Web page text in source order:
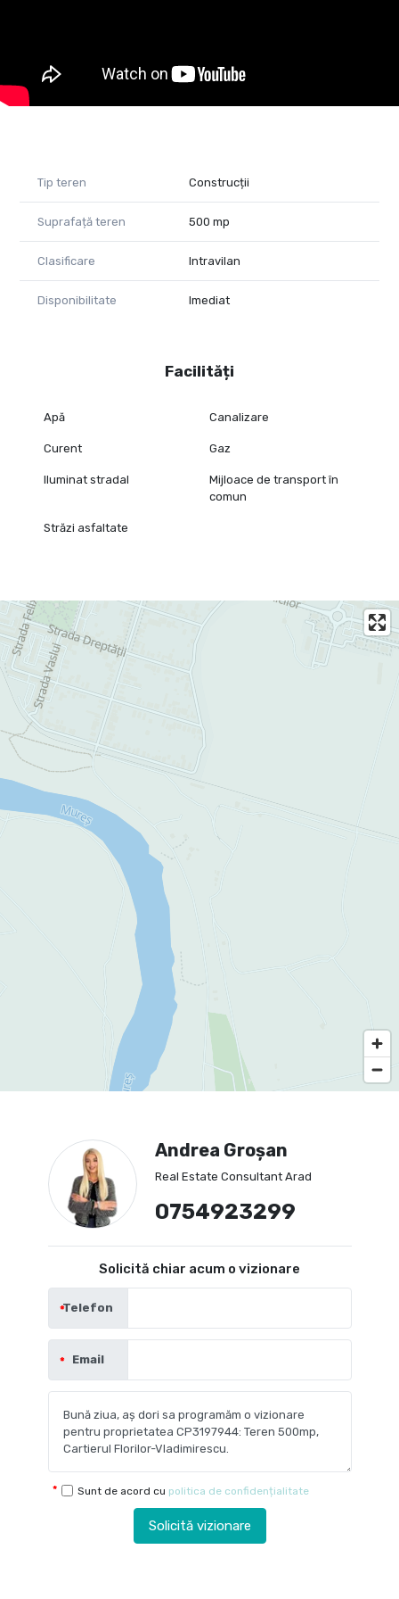
Contactează-ne și programează o vizionare!
Valea Alexandra - Consultant Imobiliar PropertyLab
E-mail: andrea.grosan@propertylab.ro
CP3197944
Tip teren Construcții
Suprafață teren 500 mp
Clasificare Intravilan
Disponibilitate Imediat
Facilități
Apă Canalizare
Curent Gaz
Iluminat stradal
Mijloace de transport în
comun
Străzi asfaltate
Andrea Groșan
Real Estate Consultant Arad
0754923299
Solicită chiar acum o vizionare
Telefon
Email
Sunt de acord cu politica de confidențialitate
Solicită vizionare